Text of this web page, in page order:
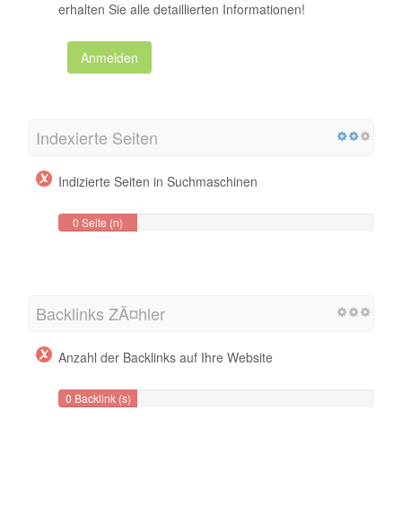
erhalten Sie alle detaillierten Informationen!
Anmelden
Indexierte Seiten
Indizierte Seiten in Suchmaschinen
0 Seite (n)
Backlinks ZÃ¤hler
Anzahl der Backlinks auf Ihre Website
0 Backlink (s)